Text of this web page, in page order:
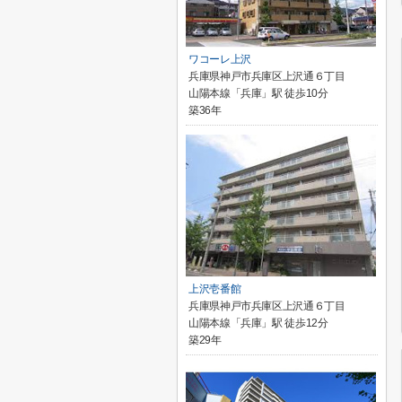
ワコーレ上沢
兵庫県神戸市兵庫区上沢通６丁目
山陽本線「兵庫」駅 徒歩10分
築36年
上沢壱番館
兵庫県神戸市兵庫区上沢通６丁目
山陽本線「兵庫」駅 徒歩12分
築29年